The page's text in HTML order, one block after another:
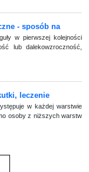
- sposób na
astygmatyzmem.
w pierwszej kolejności
lub dalekowzroczność,
leczenie
w każdej warstwie
osoby z niższych warstw